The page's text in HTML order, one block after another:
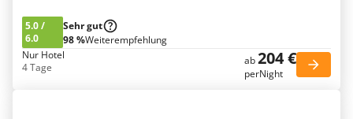
5.0/
6.0
Sehr gut
98 %Weiterempfehlung
Nur Hotel
4 Tage
ab204 €
perNight